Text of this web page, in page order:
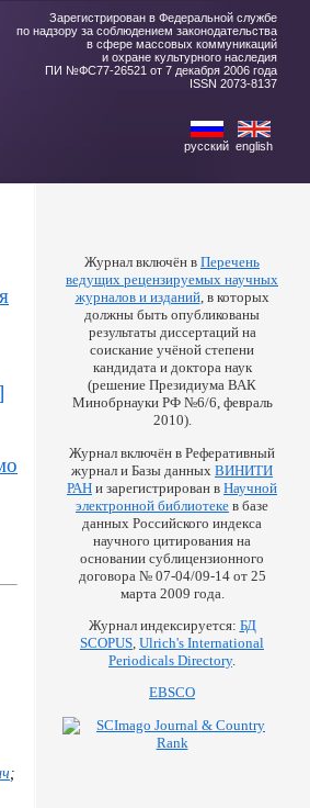
Зарегистрирован в Федеральной службе
по надзору за соблюдением законодательства
в сфере массовых коммуникаций
и охране культурного наследия
ПИ №ФС77-26521 от 7 декабря 2006 года
ISSN 2073-8137
русский english
Журнал включён в Перечень
ведущих рецензируемых научных
журналов и изданий, в которых
должны быть опубликованы
результаты диссертаций на
соискание учёной степени
кандидата и доктора наук
(решение Президиума ВАК
Минобрнауки РФ №6/6, февраль
2010).
Журнал включён в Реферативный
журнал и Базы данных ВИНИТИ
РАН и зарегистрирован в Научной
электронной библиотеке в базе
данных Российского индекса
научного цитирования на
основании сублицензионного
договора № 07-04/09-14 от 25
марта 2009 года.
Журнал индексируется: БД
SCOPUS Ulrich's International
Periodicals Directory.
EBSCO
;